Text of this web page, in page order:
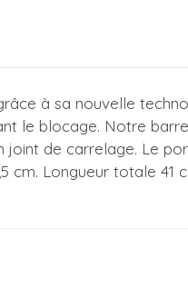
à sa nouvelle
le blocage. Notre
de carrelage. Le
Longueur totale